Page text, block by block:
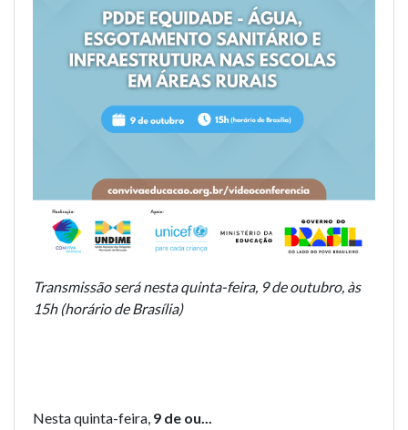
Transmissão será nesta quinta-feira, 9 de outubro, às
15h (horário de Brasília)
Nesta quinta-feira, 9 de ou...